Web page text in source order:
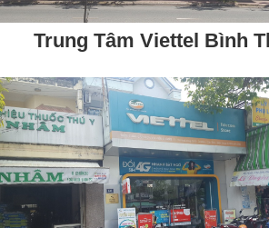
Trung Tâm Viettel Bình